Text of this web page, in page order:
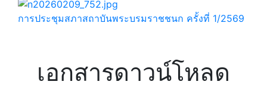
การประชุมสภาสถาบันพระบรมราชชนก ครั้งที่ 1/2569
เอกสารดาวน์โหลด